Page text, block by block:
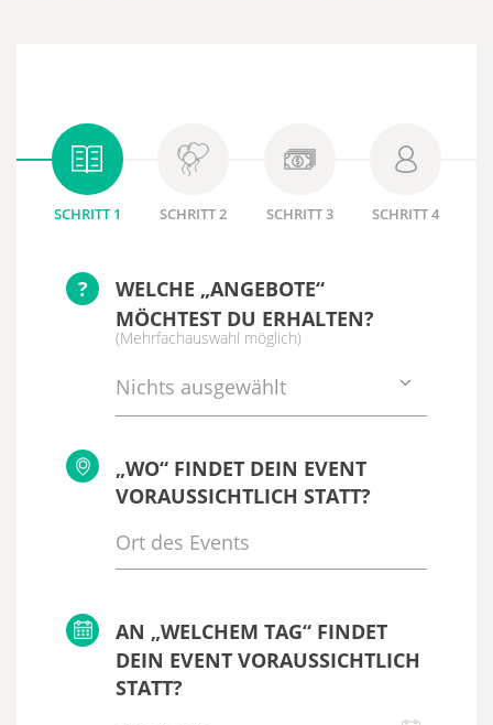
SCHRITT 1 SCHRITT 2 SCHRITT 3 SCHRITT 4
?
WELCHE „ANGEBOTE“
MÖCHTEST DU ERHALTEN?
(Mehrfachauswahl möglich)
Nichts ausgewählt
„WO“ FINDET DEIN EVENT
VORAUSSICHTLICH STATT?
AN „WELCHEM TAG“ FINDET
DEIN EVENT VORAUSSICHTLICH
STATT?